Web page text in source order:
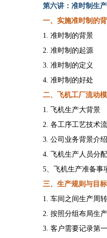
第六讲：准时制生
一、实施准时制的
1. 准时制的背景
2. 准时制的起源
3. 准时制的定义
4. 准时制的好处
二、飞机工厂流动
1.
飞机生产大背景
2. 各工序工艺技术
3. 公司业务背景介绍
4.
飞机生产人员分配
5、飞机生产准备事
三、生产规则 与目标
1. 车间之间生产周
2. 按照分组布局生
3. 客户需要记录第